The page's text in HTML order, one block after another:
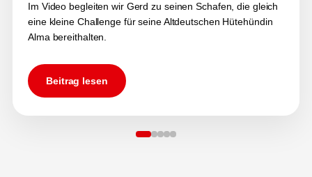
Im Video begleiten wir Gerd zu seinen Schafen, die gleich
eine kleine Challenge für seine Altdeutschen Hütehündin
Alma bereithalten.
Beitrag lesen